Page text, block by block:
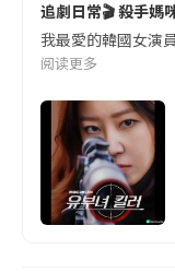
追劇日常🎬 殺手
我最愛的韓國女演
阅读更多